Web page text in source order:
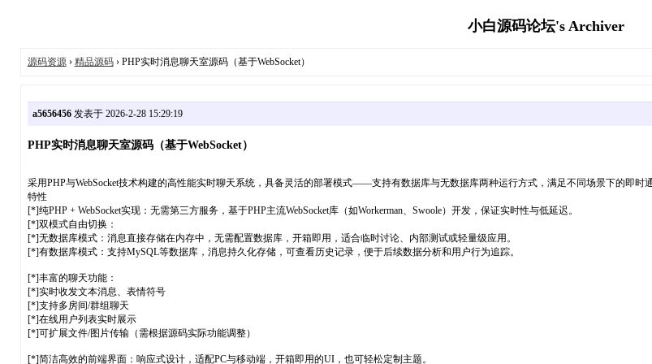
小白源码论坛's Archiver
源码资源› 精品源码› PHP实时消息聊天室源码（基于WebSocket）
a5656456发表于 2026-2-28 15:29:19
PHP实时消息聊天室源码（基于WebSocket）
采用PHP与WebSocket技术构建的高性能实时聊天系统，具备灵活的部署模式——支持有数据库与无数据库两种运行方式，满足不同场景下的即
特性
[*]纯PHP + WebSocket实现：无需第三方服务，基于PHP主流WebSocket库（如Workerman、Swoole）开发，保证实时性与低延迟。
[*]双模式自由切换：
[*]无数据库模式：消息直接存储在内存中，无需配置数据库，开箱即用，适合临时讨论、内部测试或轻量级应用。
[*]有数据库模式：支持MySQL等数据库，消息持久化存储，可查看历史记录，便于后续数据分析和用户行为追踪。
[*]丰富的聊天功能：
[*]实时收发文本消息、表情符号
[*]支持多房间/群组聊天
[*]在线用户列表实时展示
[*]可扩展文件/图片传输（需根据源码实际功能调整）
[*]简洁高效的前端界面：响应式设计，适配PC与移动端，开箱即用的UI，也可轻松定制主题。